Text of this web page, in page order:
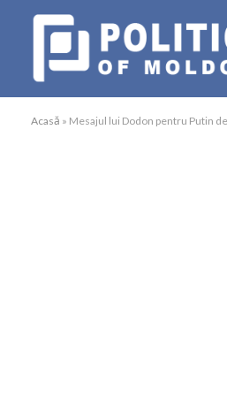
Acasă » Mesajul lui Dodon pentru Putin